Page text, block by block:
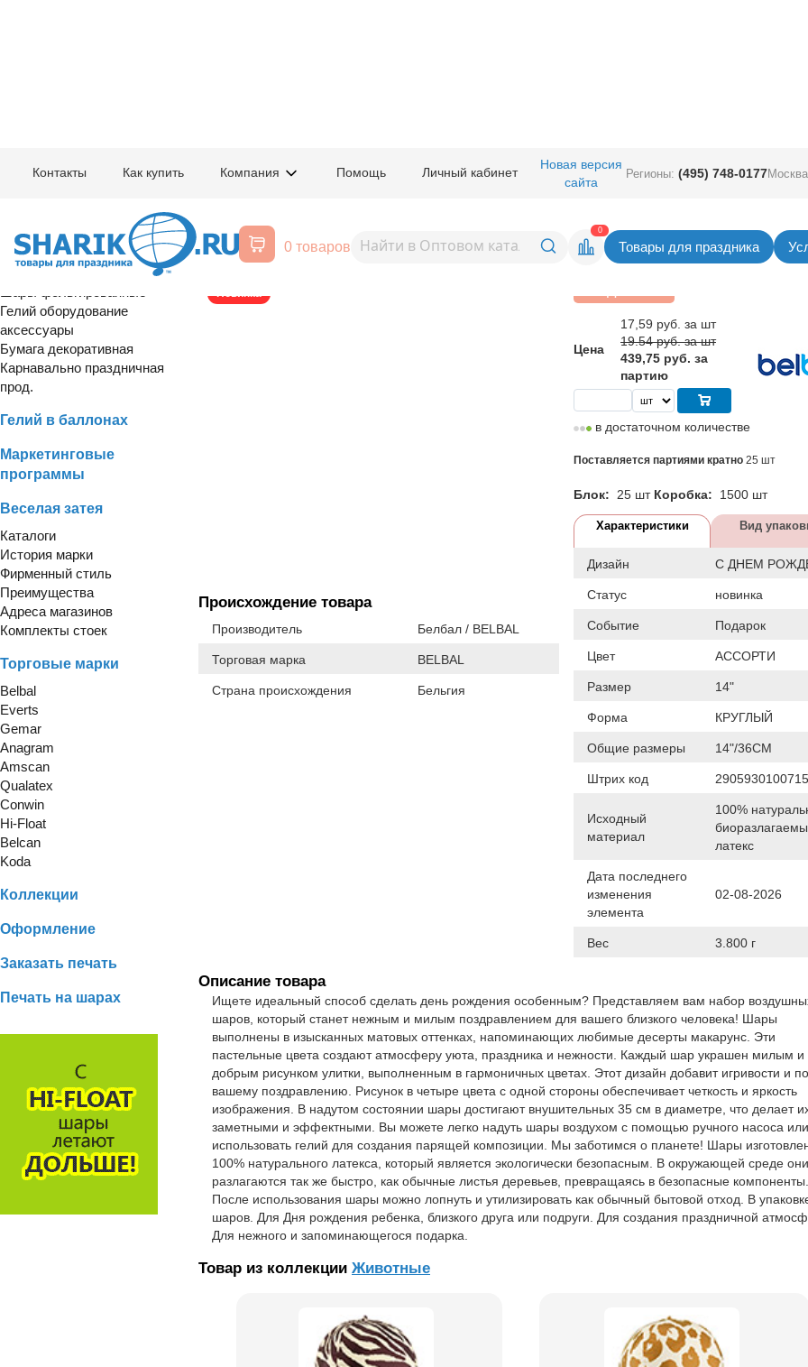
Контакты Как купить Компания Помощь Личный кабинет
Новая версия
сайта
Регионы: (495) 748-0177
0 товаров
0
Товары для праздника
Расширенный поиск
Шары латексные
Гелий оборудование
аксессуары
Бумага декоративная
Карнавально праздничная
прод.
Гелий в баллонах
Маркетинговые
программы
Веселая затея
Каталоги
История марки
Фирменный стиль
Преимущества
Адреса магазинов
Комплекты стоек
Торговые марки
Belbal
Everts
Gemar
Anagram
Amscan
Qualatex
Conwin
Hi-Float
Belcan
Koda
Коллекции
Оформление
Заказать печать
Печать на шарах
1103-3291
цв
Вернуться в раздел Шар с
Новинка
Происхождение товара
Производитель Белбал / BELBAL
Торговая марка BELBAL
Страна происхождения Бельгия
Цена
17,59 руб. за шт
19.54 руб. за шт
439,75 руб. за
партию
в достаточном количестве
Поставляется партиями кратно 25 шт
Блок: 25 шт Коробка: 1500 шт
Характеристики Вид
Дизайн С ДНЕМ
Статус новинка
Событие Подарок
Цвет АССОРТИ
Размер 14"
Форма КРУГЛЫЙ
Общие размеры 14"/36СМ
Штрих код 2905930100715
Исходный
материал
100%
латекс
Дата последнего
изменения
элемента
02-08-2026
Вес 3.800 г
Описание товара
Ищете идеальный способ сделать день рождения особенным? Представляем вам набор
шаров, который станет нежным и милым поздравлением для вашего близкого человека! Шары
выполнены в изысканных матовых оттенках, напоминающих любимые десерты макарунс. Эти
пастельные цвета создают атмосферу уюта, праздника и нежности. Каждый шар украшен милым и
добрым рисунком улитки, выполненным в гармоничных цветах. Этот дизайн добавит игривости и
вашему поздравлению. Рисунок в четыре цвета с одной стороны обеспечивает четкость и яркость
изображения. В надутом состоянии шары достигают внушительных 35 см в диаметре, что делает
заметными и эффектными. Вы можете легко надуть шары воздухом с помощью ручного насоса или
использовать гелий для создания парящей композиции. Мы заботимся о планете! Шары
100% натурального латекса, который является экологически безопасным. В окружающей среде они
разлагаются так же быстро, как обычные листья деревьев, превращаясь в безопасные компоненты.
После использования шары можно лопнуть и утилизировать как обычный бытовой отход. В
шаров. Для Дня рождения ребенка, близкого друга или подруги. Для создания праздничной
Для нежного и запоминающегося подарка.
Товар из коллекции Животные